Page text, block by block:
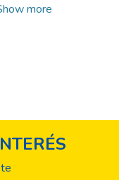
En El Salvador las
así que la
de la
more